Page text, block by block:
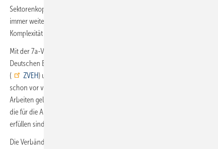
Sektorenkopplung und der gebäudeübergreifenden Vernetzung,
immer weiter zusammen. Gleichzeitig steigen aufgrund der
Komplexität die Anforderungen an die Qualifikation der Fachkräfte.
Mit der 7a-Verbändevereinbarung haben der Zentralverband der
Deutschen Elektro- und Informationstechnischen Handwerke
(
ZVEH) und der Zentralverband Sanitär Heizung Klima (
schon vor vielen Jahren die Basis für gewerkeübergreifendes
Arbeiten gelegt, indem sie die fachlichen Anforderungen definierten,
die für die Ausführung von Tätigkeiten im jeweils anderen Gewerk zu
erfüllen sind.
Die Verbändevereinbarung erleichtert es Elektrobetrieben und ihren